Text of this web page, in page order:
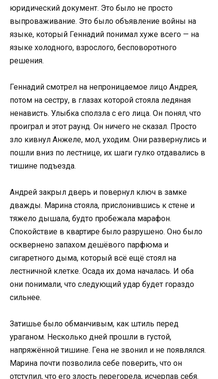
юридический документ. Это было не просто
выпроваживание. Это было объявление войны на
языке, который Геннадий понимал хуже всего — на
языке холодного, взрослого, бесповоротного
решения.
Геннадий смотрел на непроницаемое лицо Андрея,
потом на сестру, в глазах которой стояла ледяная
ненависть. Улыбка сползла с его лица. Он понял, что
проиграл и этот раунд. Он ничего не сказал. Просто
зло кивнул Анжеле, мол, уходим. Они развернулись и
пошли вниз по лестнице, их шаги гулко отдавались в
тишине подъезда.
Андрей закрыл дверь и повернул ключ в замке
дважды. Марина стояла, прислонившись к стене и
тяжело дышала, будто пробежала марафон.
Спокойствие в квартире было разрушено. Оно было
осквернено запахом дешёвого парфюма и
сигаретного дыма, который всё ещё стоял на
лестничной клетке. Осада их дома началась. И оба
они понимали, что следующий удар будет гораздо
сильнее.
Затишье было обманчивым, как штиль перед
ураганом. Несколько дней прошли в густой,
напряжённой тишине. Гена не звонил и не появлялся.
Марина почти позволила себе поверить, что он
отступил, что его злость перегорела, исчерпав себя.